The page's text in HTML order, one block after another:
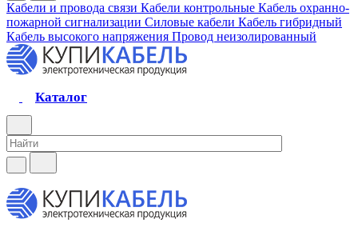
Кабели и провода связи Кабели контрольные Кабель охранно-
пожарной сигнализации Силовые кабели Кабель гибридный
Кабель высокого напряжения Провод неизолированный
Каталог